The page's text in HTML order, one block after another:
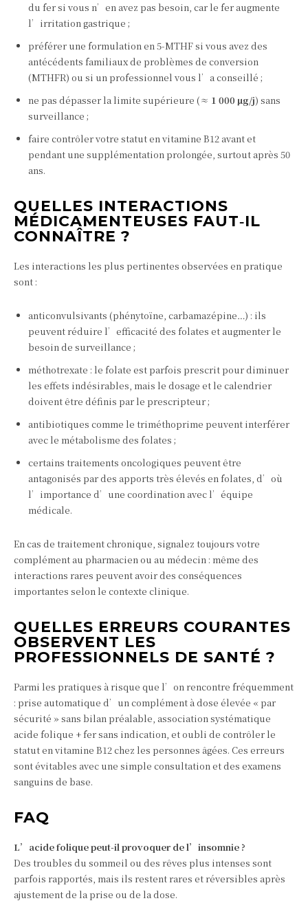
du fer si vous n’en avez pas besoin, car le fer augmente
l’irritation gastrique ;
préférer une formulation en 5‑MTHF si vous avez des
antécédents familiaux de problèmes de conversion
(MTHFR) ou si un professionnel vous l’a conseillé ;
ne pas dépasser la limite supérieure (≈ 1 000 µg/j) sans
surveillance ;
faire contrôler votre statut en vitamine B12 avant et
pendant une supplémentation prolongée, surtout après 50
ans.
QUELLES INTERACTIONS
MÉDICAMENTEUSES FAUT‑IL
CONNAÎTRE ?
Les interactions les plus pertinentes observées en pratique
sont :
anticonvulsivants (phénytoïne, carbamazépine…) : ils
peuvent réduire l’efficacité des folates et augmenter le
besoin de surveillance ;
méthotrexate : le folate est parfois prescrit pour diminuer
les effets indésirables, mais le dosage et le calendrier
doivent être définis par le prescripteur ;
antibiotiques comme le triméthoprime peuvent interférer
avec le métabolisme des folates ;
certains traitements oncologiques peuvent être
antagonisés par des apports très élevés en folates, d’où
l’importance d’une coordination avec l’équipe
médicale.
En cas de traitement chronique, signalez toujours votre
complément au pharmacien ou au médecin : même des
interactions rares peuvent avoir des conséquences
importantes selon le contexte clinique.
QUELLES ERREURS COURANTES
OBSERVENT LES
PROFESSIONNELS DE SANTÉ ?
Parmi les pratiques à risque que l’on rencontre fréquemment
: prise automatique d’un complément à dose élevée « par
sécurité » sans bilan préalable, association systématique
acide folique + fer sans indication, et oubli de contrôler le
statut en vitamine B12 chez les personnes âgées. Ces erreurs
sont évitables avec une simple consultation et des examens
sanguins de base.
FAQ
L’acide folique peut‑il provoquer de l’insomnie ?
Des troubles du sommeil ou des rêves plus intenses sont
parfois rapportés, mais ils restent rares et réversibles après
ajustement de la prise ou de la dose.